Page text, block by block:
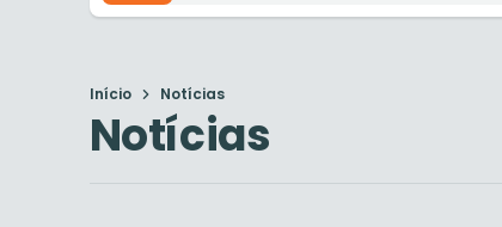
Início Notícias
Notícias